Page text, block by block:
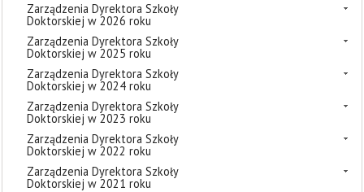
Zarządzenia Dyrektora Szkoły
Doktorskiej w 2026 roku
Zarządzenia Dyrektora Szkoły
Doktorskiej w 2025 roku
Zarządzenia Dyrektora Szkoły
Doktorskiej w 2024 roku
Zarządzenia Dyrektora Szkoły
Doktorskiej w 2023 roku
Zarządzenia Dyrektora Szkoły
Doktorskiej w 2022 roku
Zarządzenia Dyrektora Szkoły
Doktorskiej w 2021 roku